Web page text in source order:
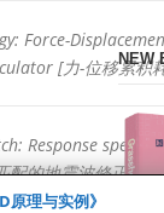
Force-
[力-位移累积
Response
配的地震波修正程
NEW
原理与实例》